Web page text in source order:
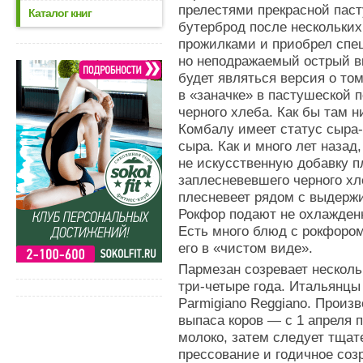
Каталог книг
прелестями прекрасной
бутерброд после
прожилками и приобрел
но неподражаемый острый
будет являться версия о
в «заначке» в пастушеской
черного хлеба. Как бы там
Комбалу имеет статус
сыра. Как и много лет
не искусственную добавку
заплесневевшего черного
плесневеет рядом с
Рокфор подают не
Есть много блюд с
его в «чистом виде».
Пармезан созревает
три-четыре года.
Parmigiano Reggiano.
выпаса коров — с 1 апреля
молоко, затем следует
прессование и годичное